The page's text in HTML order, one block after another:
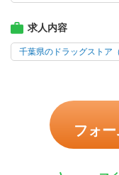
求人内容
千葉県のドラッグストア
フォ